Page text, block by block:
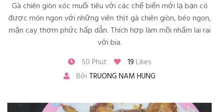
Gà chiên giòn xóc muối tiêu với các chế biến mới lạ bạn có
được món ngon với những viên thịt gà chiên giòn, béo ngon,
mặn cay thơm phức hấp dẫn. Thích hợp làm mồi nhấm lai rai
với bia.
50 Phút 19 Likes
Bởi TRUONG NAM HUNG